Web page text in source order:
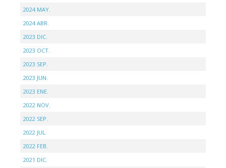
2024 MAY.
2024 ABR.
2023 DIC.
2023 OCT.
2023 SEP.
2023 JUN.
2023 ENE.
2022 NOV.
2022 SEP.
2022 JUL.
2022 FEB.
2021 DIC.